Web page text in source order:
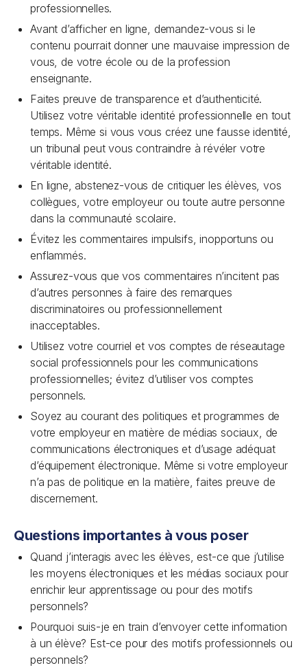
professionnelles.
Avant d’afficher en ligne, demandez-vous si le
contenu pourrait donner une mauvaise impression de
vous, de votre école ou de la profession
enseignante.
Faites preuve de transparence et d’authenticité.
Utilisez votre véritable identité professionnelle en tout
temps. Même si vous vous créez une fausse identité,
un tribunal peut vous contraindre à révéler votre
véritable identité.
En ligne, abstenez-vous de critiquer les élèves, vos
collègues, votre employeur ou toute autre personne
dans la communauté scolaire.
Évitez les commentaires impulsifs, inopportuns ou
enflammés.
Assurez-vous que vos commentaires n’incitent pas
d’autres personnes à faire des remarques
discriminatoires ou professionnellement
inacceptables.
Utilisez votre courriel et vos comptes de réseautage
social professionnels pour les communications
professionnelles; évitez d’utiliser vos comptes
personnels.
Soyez au courant des politiques et programmes de
votre employeur en matière de médias sociaux, de
communications électroniques et d’usage adéquat
d’équipement électronique. Même si votre employeur
n’a pas de politique en la matière, faites preuve de
discernement.
Questions importantes à vous poser
Quand j’interagis avec les élèves, est-ce que j’utilise
les moyens électroniques et les médias sociaux pour
enrichir leur apprentissage ou pour des motifs
personnels?
Pourquoi suis-je en train d’envoyer cette information
à un élève? Est-ce pour des motifs professionnels ou
personnels?